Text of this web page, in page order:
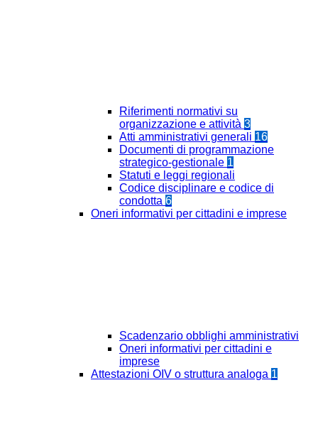
Riferimenti normativi su
organizzazione e attività 3
Atti amministrativi generali 16
Documenti di programmazione
strategico-gestionale 1
Statuti e leggi regionali
Codice disciplinare e codice di
condotta 6
Oneri informativi per cittadini e imprese
Scadenzario obblighi amministrativi
Oneri informativi per cittadini e
imprese
Attestazioni OIV o struttura analoga 1